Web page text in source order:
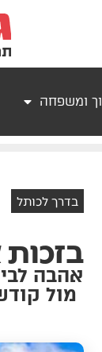
ומשפחה
בדרך לכותל
אהבה
מול